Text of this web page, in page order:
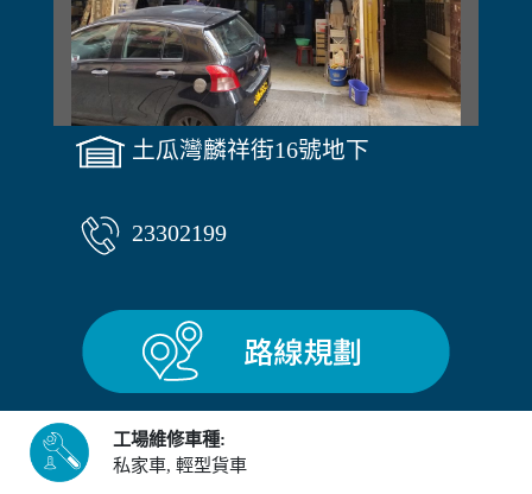
土瓜灣麟祥街16號地下
23302199
工場維修車種:
私家車, 輕型貨車